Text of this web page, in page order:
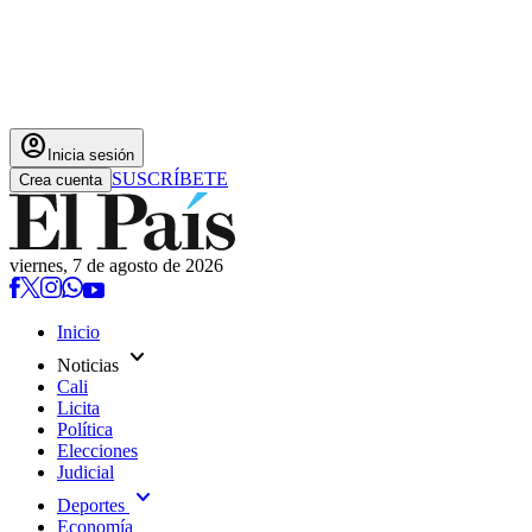
account_circle Inicia sesión
Crea cuenta SUSCRÍBETE
viernes, 7 de agosto de 2026
Inicio
Noticias expand_more
Cali
Licita
Política
Elecciones
Judicial
Deportes expand_more
Economía